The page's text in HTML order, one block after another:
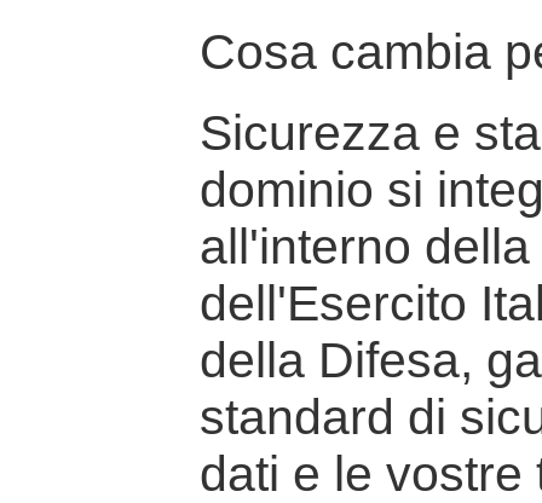
Cosa cambia
Sicurezza e
dominio si
all'interno
dell'Esercito
della Difesa,
standard di
dati e le vostre